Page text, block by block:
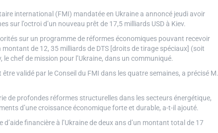
international (FMI) mandatée en Ukraine a annoncé jeudi avoir
l’octroi d’un nouveau prêt de 17,5 milliards USD à Kiev.
sur un programme de réformes économiques pouvant recevoir
montant de 12, 35 milliards de DTS [droits de tirage spéciaux] (soit
chef de mission pour l’Ukraine, dans un communiqué.
validé par le Conseil du FMI dans les quatre semaines, a précisé M.
de profondes réformes structurelles dans les secteurs énergétique,
d’une croissance économique forte et durable, a-t-il ajouté.
financière à l’Ukraine de deux ans d’un montant total de 17